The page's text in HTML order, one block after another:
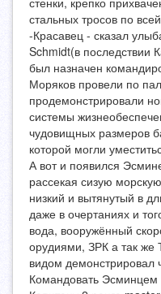
стальных тросов по
-Красавец - сказал
Schmidt(в последствии
был назначен
Моряков провели по
продемонстрировали
системы
чудовищных размеров
которой могли
А вот и появился
рассекая сизую
низкий и вытянутый в
даже в очертаниях и
вода, вооружённый
орудиями, ЗРК а так
видом демонстрировал
Командовать